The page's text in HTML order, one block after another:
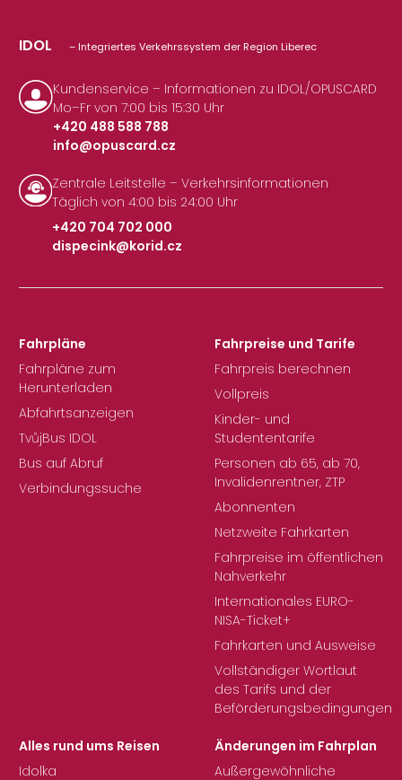
IDOL – Integriertes Verkehrssystem der Region Liberec
Kundenservice – Informationen zu IDOL/OPUSCARD
Mo–Fr von 7:00 bis 15:30 Uhr
+420 488 588 788
|
info@opuscard.cz
Zentrale Leitstelle – Verkehrsinformationen
Täglich von 4:00 bis 24:00 Uhr
+420 704 702 000
|
dispecink@korid.cz
Fahrpläne
Fahrpläne zum
Herunterladen
Abfahrtsanzeigen
TvůjBus IDOL
Bus auf Abruf
Verbindungssuche
Fahrpreise und Tarife
Fahrpreis berechnen
Vollpreis
Kinder- und
Studententarife
Personen ab 65, ab 70,
Invalidenrentner, ZTP
Abonnenten
Netzweite Fahrkarten
Fahrpreise im öffentlichen
Nahverkehr
Internationales EURO-
NISA-Ticket+
Fahrkarten und Ausweise
Vollständiger Wortlaut
des Tarifs und der
Beförderungsbedingungen
Alles rund ums Reisen
Idolka
Änderungen im Fahrplan
Außergewöhnliche